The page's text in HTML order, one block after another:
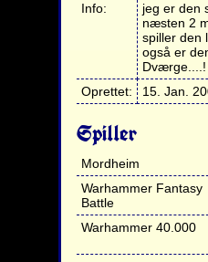
Info:
jeg er den
næsten 2
spiller den
også er
Dværge....!
Oprettet:
15. Jan.
Spiller
Mordheim
Warhammer Fantasy
Battle
Warhammer 40.000